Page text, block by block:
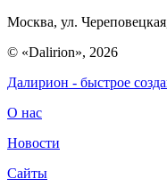
Москва, ул.
© «Dalirion», 2026
Далирион - быстрое
О нас
Новости
Сайты